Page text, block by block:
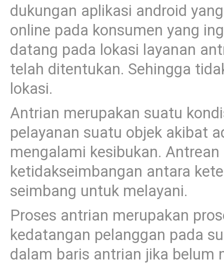
dukungan aplikasi android
online pada konsumen yang
datang pada lokasi layanan
telah ditentukan. Sehingga
lokasi.
Antrian merupakan suatu
pelayanan suatu objek akibat
mengalami kesibukan.
ketidakseimbangan antara
seimbang untuk melayani.
Proses antrian merupakan
kedatangan pelanggan pada
dalam baris antrian jika belum